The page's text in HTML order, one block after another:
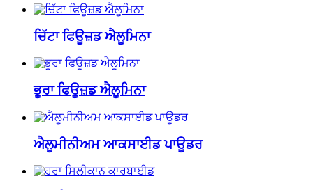
ਚਿੱਟਾ ਫਿਊਜ਼ਡ ਐਲੂਮਿਨਾ
ਭੂਰਾ ਫਿਊਜ਼ਡ ਐਲੂਮਿਨਾ
ਐਲੂਮੀਨੀਅਮ ਆਕਸਾਈਡ ਪਾਊਡਰ